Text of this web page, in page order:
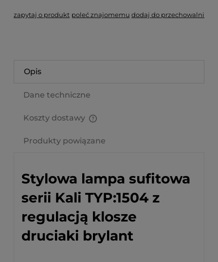
zapytaj o produkt poleć znajomemu dodaj do przechowalni
Opis
Dane techniczne
Koszty dostawy
Produkty powiązane
Stylowa lampa sufitowa
serii Kali TYP:1504 z
regulacją klosze
druciaki brylant